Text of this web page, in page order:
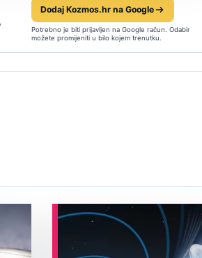
Dodaj Kozmos.hr na Google
Potrebno je biti prijavljen na Google račun. Odabir
možete promijeniti u bilo kojem trenutku.